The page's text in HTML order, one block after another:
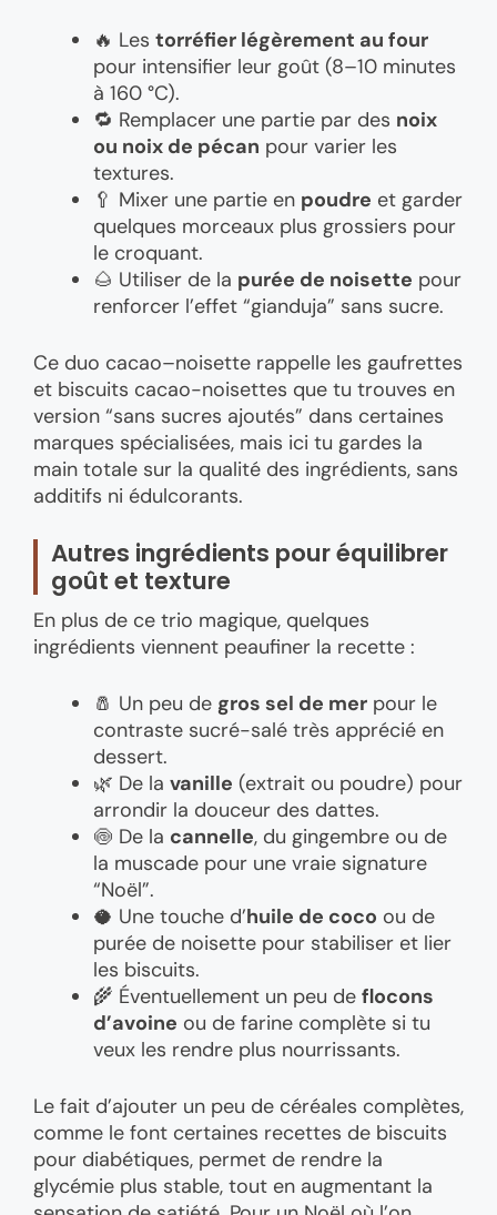
🔥 Les torréfier légèrement au four
pour intensifier leur goût (8–10 minutes
à 160 °C).
🔁 Remplacer une partie par des noix
ou noix de pécan pour varier les
textures.
🥄 Mixer une partie en poudre et garder
quelques morceaux plus grossiers pour
le croquant.
🌰 Utiliser de la purée de noisette pour
renforcer l’effet “gianduja” sans sucre.
Ce duo cacao–noisette rappelle les gaufrettes
et biscuits cacao-noisettes que tu trouves en
version “sans sucres ajoutés” dans certaines
marques spécialisées, mais ici tu gardes la
main totale sur la qualité des ingrédients, sans
additifs ni édulcorants.
Autres ingrédients pour équilibrer
goût et texture
En plus de ce trio magique, quelques
ingrédients viennent peaufiner la recette :
🧂 Un peu de gros sel de mer pour le
contraste sucré-salé très apprécié en
dessert.
🌿 De la vanille (extrait ou poudre) pour
arrondir la douceur des dattes.
🍥 De la cannelle, du gingembre ou de
la muscade pour une vraie signature
“Noël”.
🥥 Une touche d’huile de coco ou de
purée de noisette pour stabiliser et lier
les biscuits.
🌾 Éventuellement un peu de flocons
d’avoine ou de farine complète si tu
veux les rendre plus nourrissants.
Le fait d’ajouter un peu de céréales complètes,
comme le font certaines recettes de biscuits
pour diabétiques, permet de rendre la
glycémie plus stable, tout en augmentant la